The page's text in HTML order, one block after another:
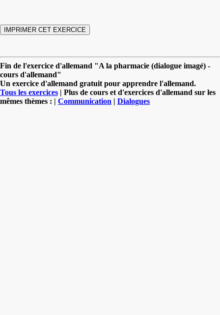
Fin de l'exercice d'allemand "A la pharmacie (dialogue imagé) -
cours d'allemand"
Un exercice d'allemand gratuit pour apprendre l'allemand.
Tous les exercices | Plus de cours et d'exercices d'allemand sur les
mêmes thèmes : | Communication | Dialogues